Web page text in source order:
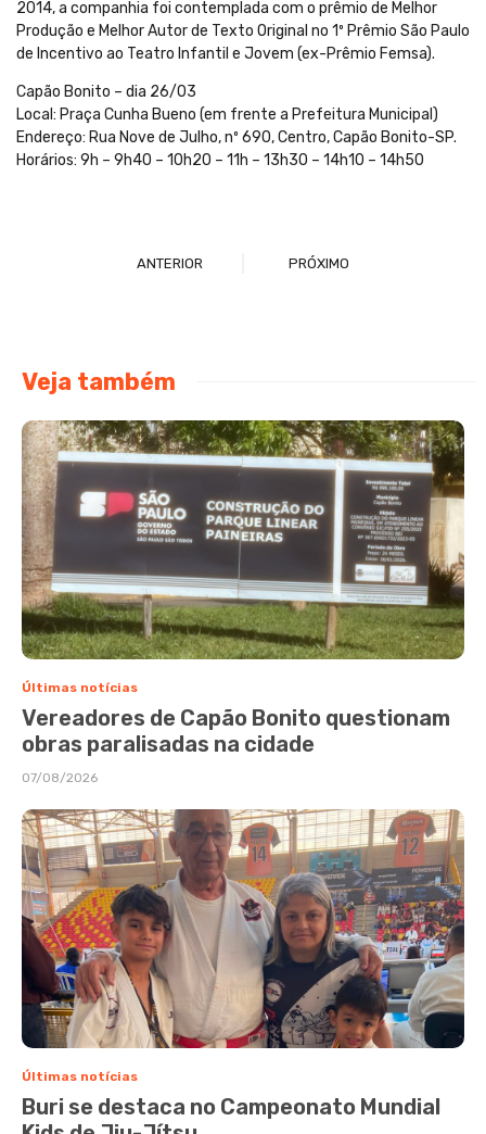
2014, a companhia foi contemplada com o prêmio de Melhor
Produção e Melhor Autor de Texto Original no 1º Prêmio São Paulo
de Incentivo ao Teatro Infantil e Jovem (ex-Prêmio Femsa).
Capão Bonito – dia 26/03
Local: Praça Cunha Bueno (em frente a Prefeitura Municipal)
Endereço: Rua Nove de Julho, nº 690, Centro, Capão Bonito-SP.
Horários: 9h – 9h40 – 10h20 – 11h – 13h30 – 14h10 – 14h50
ANTERIOR PRÓXIMO
Veja também
Últimas notícias
Vereadores de Capão Bonito questionam
obras paralisadas na cidade
07/08/2026
Últimas notícias
Buri se destaca no Campeonato Mundial